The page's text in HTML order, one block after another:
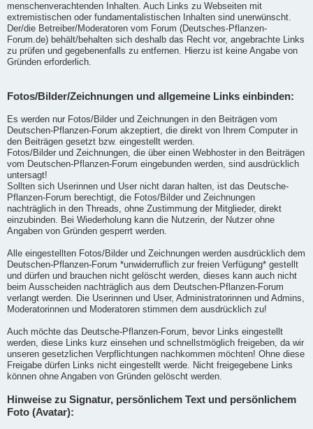
menschenverachtenden Inhalten. Auch Links zu Webseiten mit
extremistischen oder fundamentalistischen Inhalten sind unerwünscht.
Der/die Betreiber/Moderatoren vom Forum (Deutsches-Pflanzen-
Forum.de) behält/behalten sich deshalb das Recht vor, angebrachte Links
zu prüfen und gegebenenfalls zu entfernen. Hierzu ist keine Angabe von
Gründen erforderlich.
Fotos/Bilder/Zeichnungen und allgemeine Links einbinden:
Es werden nur Fotos/Bilder und Zeichnungen in den Beiträgen vom
Deutschen-Pflanzen-Forum akzeptiert, die direkt von Ihrem Computer in
den Beiträgen gesetzt bzw. eingestellt werden.
Fotos/Bilder und Zeichnungen, die über einen Webhoster in den Beiträgen
vom Deutschen-Pflanzen-Forum eingebunden werden, sind ausdrücklich
untersagt!
Sollten sich Userinnen und User nicht daran halten, ist das Deutsche-
Pflanzen-Forum berechtigt, die Fotos/Bilder und Zeichnungen
nachträglich in den Threads, ohne Zustimmung der Mitglieder, direkt
einzubinden. Bei Wiederholung kann die Nutzerin, der Nutzer ohne
Angaben von Gründen gesperrt werden.
Alle eingestellten Fotos/Bilder und Zeichnungen werden ausdrücklich dem
Deutschen-Pflanzen-Forum *unwiderruflich zur freien Verfügung* gestellt
und dürfen und brauchen nicht gelöscht werden, dieses kann auch nicht
beim Ausscheiden nachträglich aus dem Deutschen-Pflanzen-Forum
verlangt werden. Die Userinnen und User, Administratorinnen und Admins,
Moderatorinnen und Moderatoren stimmen dem ausdrücklich zu!
Auch möchte das Deutsche-Pflanzen-Forum, bevor Links eingestellt
werden, diese Links kurz einsehen und schnellstmöglich freigeben, da wir
unseren gesetzlichen Verpflichtungen nachkommen möchten! Ohne diese
Freigabe dürfen Links nicht eingestellt werde. Nicht freigegebene Links
können ohne Angaben von Gründen gelöscht werden.
Hinweise zu Signatur, persönlichem Text und persönlichem
Foto (Avatar):